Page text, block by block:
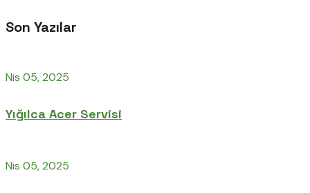
Son Yazılar
Nis 05, 2025
Yığılca Acer Servisi
Nis 05, 2025